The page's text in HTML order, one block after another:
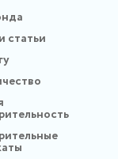
статьи